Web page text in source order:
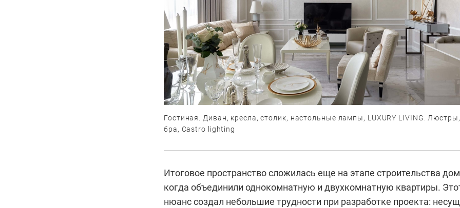
Гостиная. Диван, кресла, столик, настольные лампы, LUXURY LIVING. Люстры,
бра, Castro lighting
Итоговое пространство сложилась еще на этапе строительства
когда объединили однокомнатную и двухкомнатную квартиры.
нюанс создал небольшие трудности при разработке проекта: